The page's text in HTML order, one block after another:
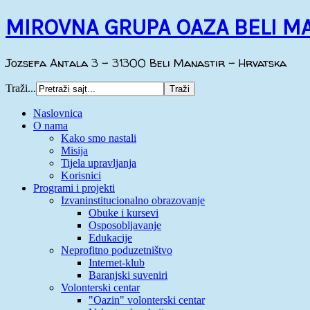
MIROVNA GRUPA OAZA BELI
Jozsefa Antala 3 - 31300 Beli Manastir - Hrvatska
Traži...
Naslovnica
O nama
Kako smo nastali
Misija
Tijela upravljanja
Korisnici
Programi i projekti
Izvaninstitucionalno obrazovanje
Obuke i kursevi
Osposobljavanje
Edukacije
Neprofitno poduzetništvo
Internet-klub
Baranjski suveniri
Volonterski centar
"Oazin" volonterski centar